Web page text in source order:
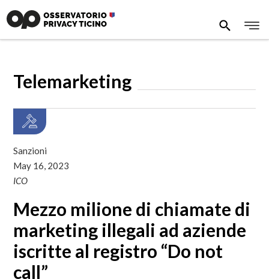
Telemarketing
Sanzioni
May 16, 2023
ICO
Mezzo milione di chiamate di
marketing illegali ad aziende
iscritte al registro “Do not
call”